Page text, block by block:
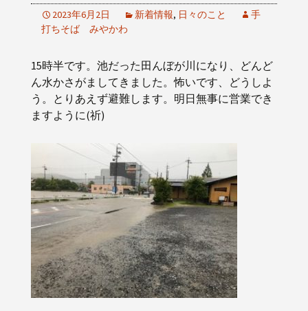
2023年6月2日 新着情報, 日々のこと
手
打ちそば みやかわ
15時半です。池だった田んぼが川になり、どんど
ん水かさがましてきました。怖いです、どうしよ
う。とりあえず避難します。明日無事に営業でき
ますように(祈)